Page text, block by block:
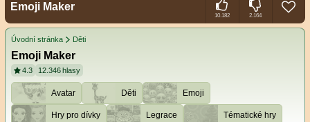
Emoji Maker
10.182 2.164
Úvodní stránka Děti
Emoji Maker
4.3 12.346 hlasy
Avatar Děti Emoji
Hry pro dívky Legrace Tématické hry